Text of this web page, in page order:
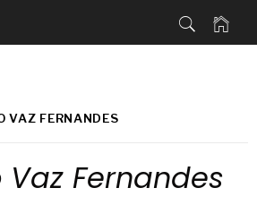
VAZ FERNANDES
Fernandes